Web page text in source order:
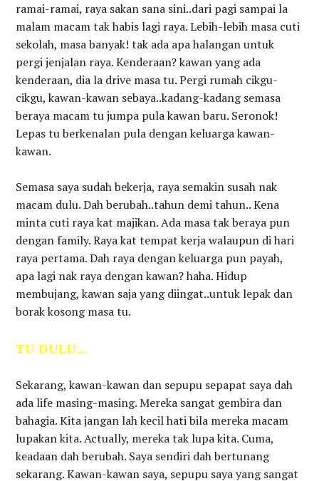
ramai-ramai, raya sakan sana sini..dari pagi sampai la
malam macam tak habis lagi raya. Lebih-lebih masa cuti
sekolah, masa banyak! tak ada apa halangan untuk
pergi jenjalan raya. Kenderaan? kawan yang ada
kenderaan, dia la drive masa tu. Pergi rumah cikgu-
cikgu, kawan-kawan sebaya..kadang-kadang semasa
beraya macam tu jumpa pula kawan baru. Seronok!
Lepas tu berkenalan pula dengan keluarga kawan-
kawan.
Semasa saya sudah bekerja, raya semakin susah nak
macam dulu. Dah berubah..tahun demi tahun.. Kena
minta cuti raya kat majikan. Ada masa tak beraya pun
dengan family. Raya kat tempat kerja walaupun di hari
raya pertama. Dah raya dengan keluarga pun payah,
apa lagi nak raya dengan kawan? haha. Hidup
membujang, kawan saja yang diingat..untuk lepak dan
borak kosong masa tu.
TU DULU...
Sekarang, kawan-kawan dan sepupu sepapat saya dah
ada life masing-masing. Mereka sangat gembira dan
bahagia. Kita jangan lah kecil hati bila mereka macam
lupakan kita. Actually, mereka tak lupa kita. Cuma,
keadaan dah berubah. Saya sendiri dah bertunang
sekarang. Kawan-kawan saya, sepupu saya yang sangat